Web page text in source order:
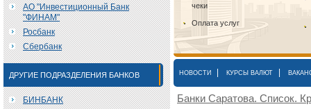
АО "Инвестиционный Банк
"ФИНАМ"
Росбанк
Сбербанк
ДРУГИЕ ПОДРАЗДЕЛЕНИЯ БАНКОВ
БИНБАНК
чеки
Оплата услуг
НОВОСТИ КУРСЫ ВАЛЮТ
Банки Саратова. Список.